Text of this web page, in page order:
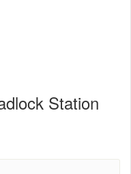
Station